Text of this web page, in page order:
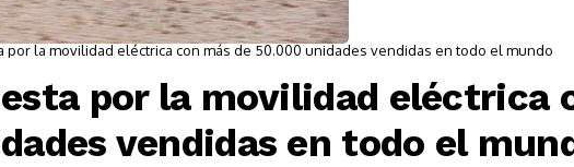
por la movilidad eléctrica con más de 50.000 unidades vendidas en todo el mundo
por la movilidad eléctrica
vendidas en todo el